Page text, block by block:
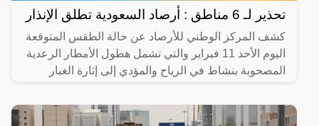
تحذير لـ 6 مناطق : أرصاد السعودية تطلق الإنذار
كشف المركز الوطني للأرصاد عن حالة الطقس المتوقعة
اليوم الأحد 11 فبراير والتي تشمل هطول الأمطار الرعدية
المصحوبة بنشاط في الرياح والمؤدي إلى إثارة الغبار